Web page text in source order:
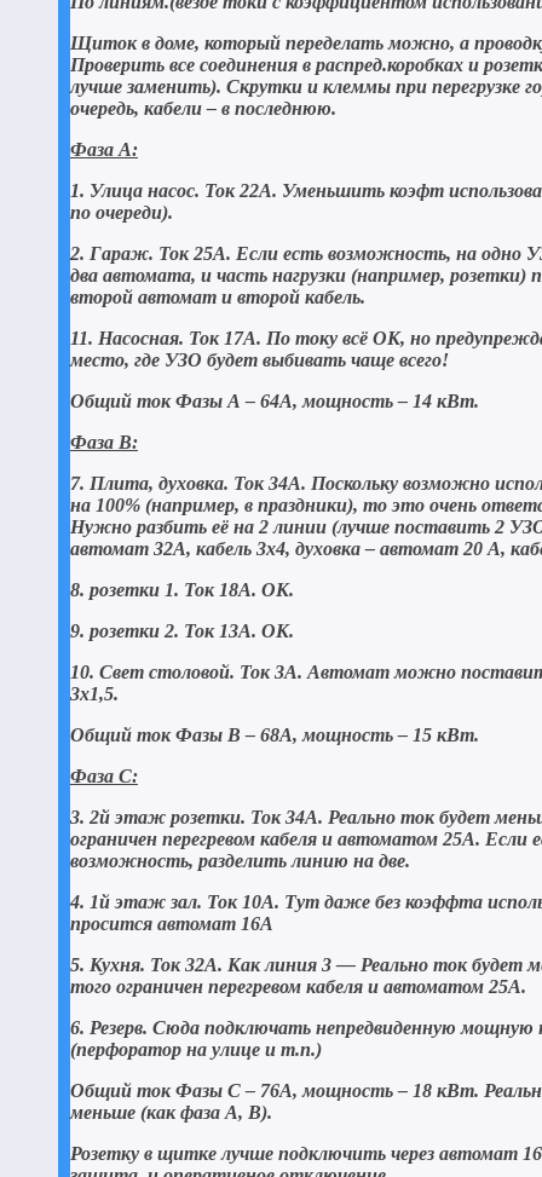
Щиток в доме, который переделать можно, а
Проверить все соединения в распред.коробках и
лучше заменить). Скрутки и клеммы при перегрузке
очередь, кабели – в последнюю.
Фаза А:
1. Улица насос. Ток 22А. Уменьшить коэфт
по очереди).
2. Гараж. Ток 25А. Если есть возможность, на одно
два автомата, и часть нагрузки (например, розетки)
второй автомат и второй кабель.
11. Насосная. Ток 17А. По току всё ОК, но
место, где УЗО будет выбивать чаще всего!
Общий ток Фазы А – 64А, мощность – 14 кВт.
Фаза В:
7. Плита, духовка. Ток 34А. Поскольку возможно
на 100% (например, в праздники), то это очень
Нужно разбить её на 2 линии (лучше поставить 2
автомат 32А, кабель 3х4, духовка – автомат 20 А,
8. розетки 1. Ток 18А. ОК.
9. розетки 2. Ток 13А. ОК.
10. Свет столовой. Ток 3А. Автомат можно
3х1,5.
Общий ток Фазы В – 68А, мощность – 15 кВт.
Фаза С:
3. 2й этаж розетки. Ток 34А. Реально ток будет
ограничен перегревом кабеля и автоматом 25А. Если
возможность, разделить линию на две.
4. 1й этаж зал. Ток 10А. Тут даже без коэффта
просится автомат 16А
5. Кухня. Ток 32А. Как линия 3 — Реально ток будет
того ограничен перегревом кабеля и автоматом 25А.
6. Резерв. Сюда подключать непредвиденную мощную
(перфоратор на улице и т.п.)
Общий ток Фазы С – 76А, мощность – 18 кВт.
меньше (как фаза А, В).
Розетку в щитке лучше подключить через автомат